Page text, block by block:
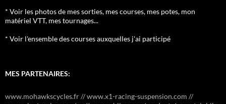
* Voir les photos de mes sorties, mes courses, mes potes, mon
matériel VTT, mes tournages...
* Voir l'ensemble des courses auxquelles j'ai participé
MES PARTENAIRES:
www.mohawkscycles.fr // www.x1-racing-suspension.com //